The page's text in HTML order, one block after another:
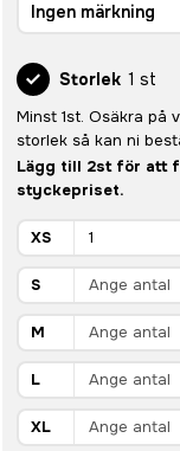
Ingen märkning
Storlek 1 st
Minst 1st. Osäkra på
storlek så kan ni
Lägg till 2st för att
styckepriset.
XS
S
M
L
XL